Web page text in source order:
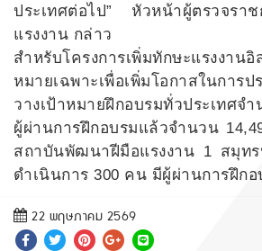
ประเทศต่อไป” หัวหน้าผู้ตรวจรา
แรงงาน กล่าว
สำหรับโครงการเพิ่มทักษะแรงงานอิ
หมายเฉพาะเพื่อเพิ่มโอกาสในกา
วางเป้าหมายฝึกอบรมทั่วประเทศจ
ผู้ผ่านการฝึกอบรมแล้วจำนวน
สถาบันพัฒนาฝีมือแรงงาน 1 สมุทร
ดำเนินการ 300 คน มีผู้ผ่านการฝึก
22 พฤษภาคม 2569